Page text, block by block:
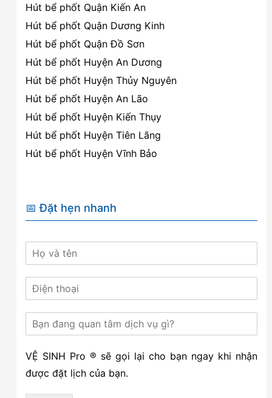
Hút bể phốt Quận Kiến An
Hút bể phốt Quận Dương Kinh
Hút bể phốt Quận Đồ Sơn
Hút bể phốt Huyện An Dương
Hút bể phốt Huyện Thủy Nguyên
Hút bể phốt Huyện An Lão
Hút bể phốt Huyện Kiến Thụy
Hút bể phốt Huyện Tiên Lãng
Hút bể phốt Huyện Vĩnh Bảo
📅 Đặt hẹn nhanh
VỆ SINH Pro ® sẽ gọi lại cho bạn ngay khi nhận
được đặt lịch của bạn.